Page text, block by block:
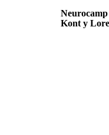
Kont y